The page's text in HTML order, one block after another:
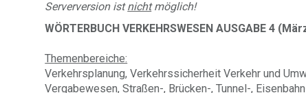
Serverversion istnichtmöglich!
WÖRTERBUCH VERKEHRSWESEN AUSGABE 4
Themenbereiche:
Verkehrsplanung, Verkehrssicherheit Verkehr und
Vergabewesen, Straßen-, Brücken-, Tunnel-,